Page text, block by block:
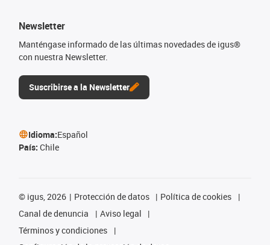
Newsletter
Manténgase informado de las últimas novedades de igus®
con nuestra Newsletter.
Suscribirse a la Newsletter
Idioma:Español
País: Chile
© igus, 2026 Protección de datos
Política de cookies
Canal de denuncia
Aviso legal
Términos y condiciones